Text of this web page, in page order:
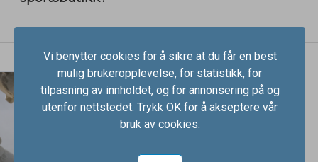
Vi benytter cookies for å sikre at du får en best
mulig brukeropplevelse, for statistikk, for
tilpasning av innholdet, og for annonsering på og
utenfor nettstedet. Trykk OK for å akseptere vår
bruk av cookies.